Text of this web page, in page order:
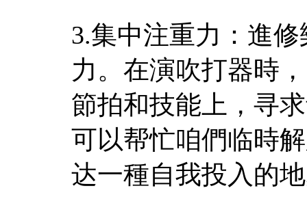
3.集中注重力：進
力。在演吹打器時
節拍和技能上，寻
可以帮忙咱們临時
达一種自我投入的